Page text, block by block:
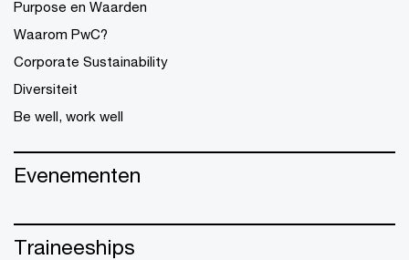
Purpose en Waarden
Waarom PwC?
Corporate Sustainability
Diversiteit
Be well, work well
Evenementen
Traineeships